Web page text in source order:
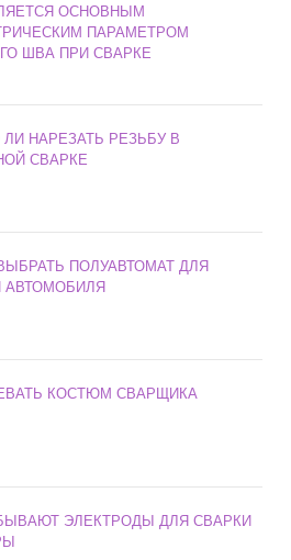
ОСНОВНЫМ
ПАРАМЕТРОМ
ШВА ПРИ СВАРКЕ
НАРЕЗАТЬ РЕЗЬБУ В
СВАРКЕ
ПОЛУАВТОМАТ ДЛЯ
АВТОМОБИЛЯ
КОСТЮМ СВАРЩИКА
ЭЛЕКТРОДЫ ДЛЯ СВАРКИ